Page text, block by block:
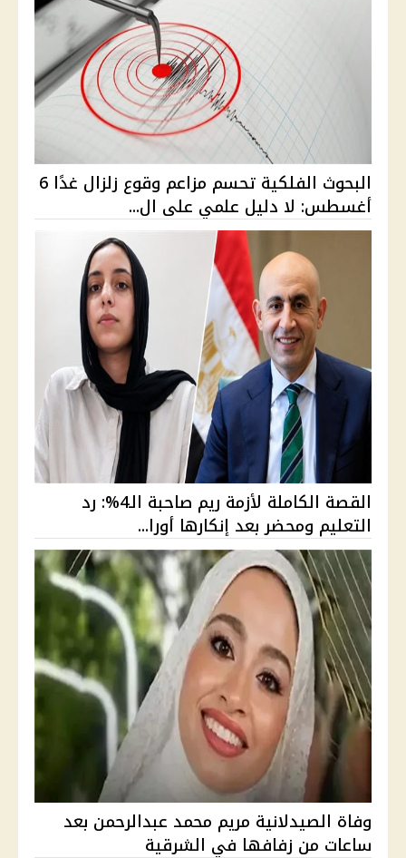
البحوث الفلكية تحسم مزاعم وقوع زلزال غدًا 6
أغسطس: لا دليل علمي على ال...
القصة الكاملة لأزمة ريم صاحبة الـ4%: رد
التعليم ومحضر بعد إنكارها أورا...
وفاة الصيدلانية مريم محمد عبدالرحمن بعد
ساعات من زفافها في الشرقية